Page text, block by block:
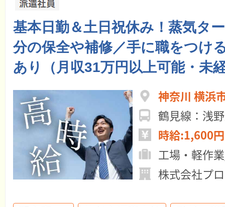
基本日勤＆土日祝休み！蒸気タ
分の保全や補修／手に職をつけ
あり（月収31万円以上可能・未
神奈川 横浜
鶴見線：浅
時給:1,600
工場・軽作
株式会社プ